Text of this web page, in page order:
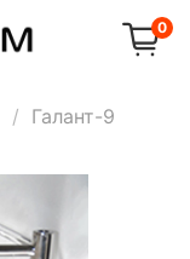
0
Галант-9